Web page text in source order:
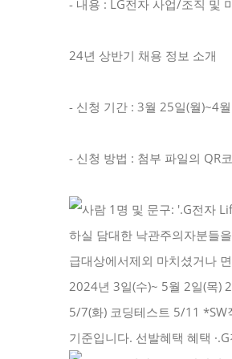
- 내용 : LG전자 사업/조직 및
24년 상반기 채용 정보 소개
- 신청 기간 : 3월 25일(월)~4
- 신청 방법 : 첨부 파일의 QR